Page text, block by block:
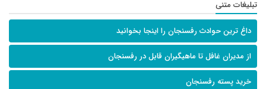
تبلیغات متنی
داغ ترین حوادث رفسنجان را اینجا بخوانید
از مدیران غافل تا ماهیگیران قابل در رفسنجان
خرید پسته رفسنجان